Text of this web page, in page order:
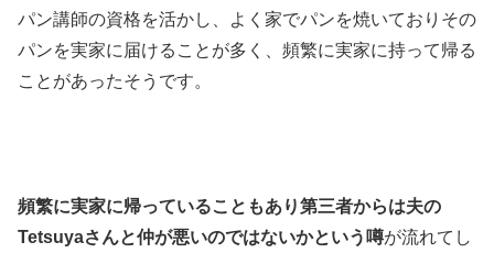
パン講師の資格を活かし、よく家でパンを焼いておりその
パンを実家に届けることが多く、頻繁に実家に持って帰る
ことがあったそうです。
頻繁に実家に帰っていることもあり第三者からは夫の
Tetsuyaさんと仲が悪いのではないかという噂が流れてし